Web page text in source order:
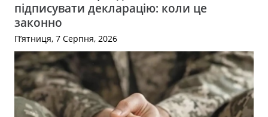
підписувати декларацію: коли це
законно
П’ятниця, 7 Серпня, 2026